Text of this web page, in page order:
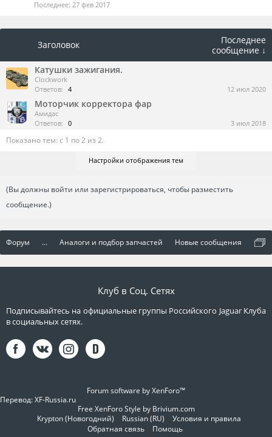
27 фев 2017
Заголовок
Последнее
сообщение ↓
Катушки зажигания.
Clockwork
Ответов: 4 12 июл 2020
Моторчик корректора фар
Амидас
Ответов: 0 3 июл 2018
Показано тем: с 1 по 2 из 2.
Настройки отображения тем
(Вы должны войти или зарегистрироваться, чтобы разместить
сообщение.)
Форум ... Аналоги и подбор запчастей Новые сообщения
Клуб в Соц. Сетях
Подписывайтесь на официальные группы Российского Jaguar Клуба
в социальных сетях.
Forum software by XenForo™
Перевод:XF-Russia.ru
Free XenForo Style by Brivium.com
Krypton (Новогодний)
Russian (RU)
Условия и правила
Обратная связь
Помощь